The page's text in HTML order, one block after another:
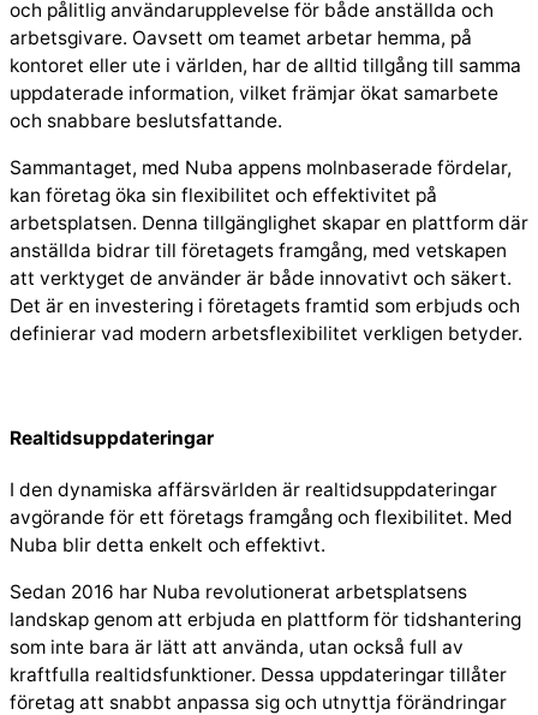
och pålitlig användarupplevelse för både anställda och
arbetsgivare. Oavsett om teamet arbetar hemma, på
kontoret eller ute i världen, har de alltid tillgång till samma
uppdaterade information, vilket främjar ökat samarbete
och snabbare beslutsfattande.
Sammantaget, med Nuba appens molnbaserade fördelar,
kan företag öka sin flexibilitet och effektivitet på
arbetsplatsen. Denna tillgänglighet skapar en plattform där
anställda bidrar till företagets framgång, med vetskapen
att verktyget de använder är både innovativt och säkert.
Det är en investering i företagets framtid som erbjuds och
definierar vad modern arbetsflexibilitet verkligen betyder.
Realtidsuppdateringar
I den dynamiska affärsvärlden är realtidsuppdateringar
avgörande för ett företags framgång och flexibilitet. Med
Nuba blir detta enkelt och effektivt.
Sedan 2016 har Nuba revolutionerat arbetsplatsens
landskap genom att erbjuda en plattform för tidshantering
som inte bara är lätt att använda, utan också full av
kraftfulla realtidsfunktioner. Dessa uppdateringar tillåter
företag att snabbt anpassa sig och utnyttja förändringar